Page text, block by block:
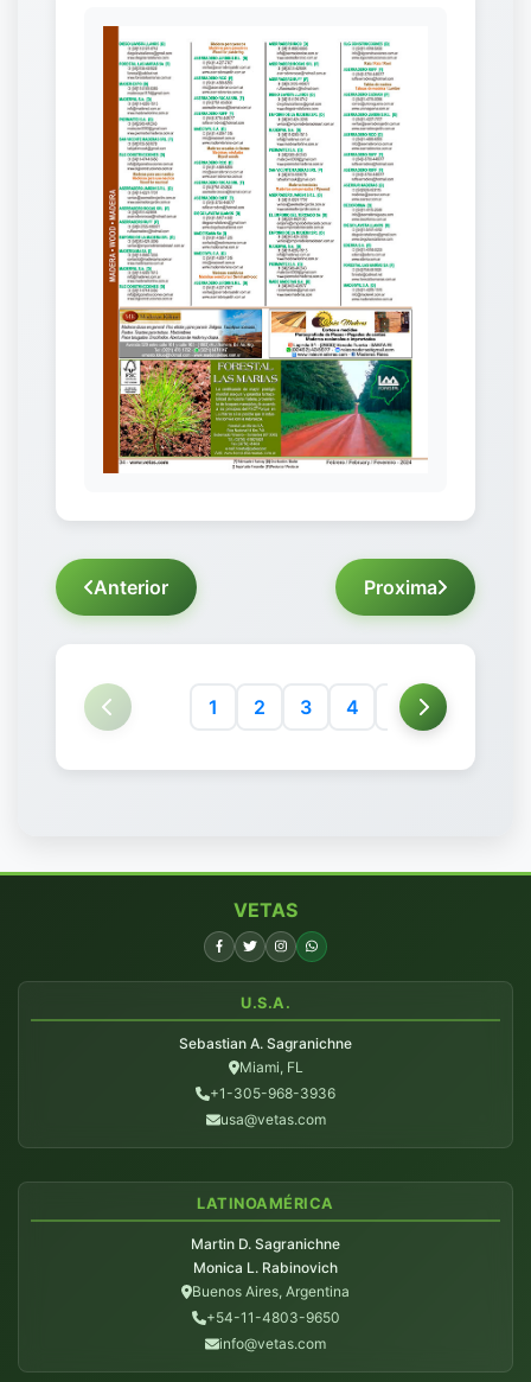
Anterior Proxima
1 2 3 4 5 6
VETAS
U.S.A.
Sebastian A. Sagranichne
Miami, FL
+1-305-968-3936
usa@vetas.com
LATINOAMÉRICA
Martin D. Sagranichne
Monica L. Rabinovich
Buenos Aires, Argentina
+54-11-4803-9650
info@vetas.com